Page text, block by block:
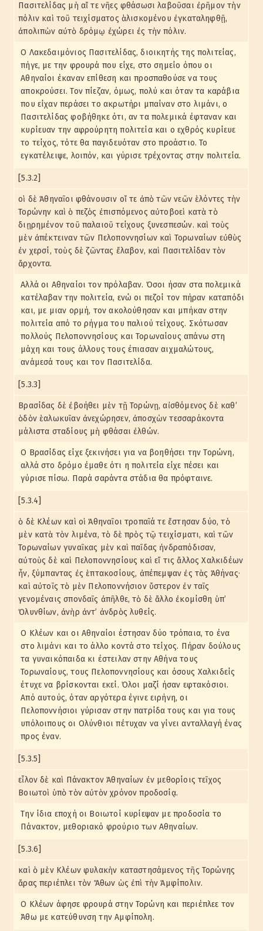
Πασιτελίδας μὴ αἵ τε νῆες φθάσωσι λαβοῦσαι ἐρῆμον τὴν
πόλιν καὶ τοῦ τειχίσματος ἁλισκομένου ἐγκαταληφθῇ,
ἀπολιπὼν αὐτὸ δρόμῳ ἐχώρει ἐς τὴν πόλιν.
Ο Λακεδαιμόνιος Πασιτελίδας, διοικητής της πολιτείας,
πήγε, με την φρουρά που είχε, στο σημείο όπου οι
Αθηναίοι έκαναν επίθεση και προσπαθούσε να τους
αποκρούσει. Τον πίεζαν, όμως, πολύ και όταν τα καράβια
που είχαν περάσει το ακρωτήρι μπαίναν στο λιμάνι, ο
Πασιτελίδας φοβήθηκε ότι, αν τα πολεμικά έφταναν και
κυρίευαν την αφρούρητη πολιτεία και ο εχθρός κυρίευε
το τείχος, τότε θα παγιδευόταν στο προάστιο. Το
εγκατέλειψε, λοιπόν, και γύρισε τρέχοντας στην πολιτεία.
[5.3.2]
οἱ δὲ Ἀθηναῖοι φθάνουσιν οἵ τε ἀπὸ τῶν νεῶν ἑλόντες τὴν
Τορώνην καὶ ὁ πεζὸς ἐπισπόμενος αὐτοβοεὶ κατὰ τὸ
διῃρημένον τοῦ παλαιοῦ τείχους ξυνεσπεσών. καὶ τοὺς
μὲν ἀπέκτειναν τῶν Πελοποννησίων καὶ Τορωναίων εὐθὺς
ἐν χερσί, τοὺς δὲ ζῶντας ἔλαβον, καὶ Πασιτελίδαν τὸν
ἄρχοντα.
Αλλά οι Αθηναίοι τον πρόλαβαν. Όσοι ήσαν στα πολεμικά
κατέλαβαν την πολιτεία, ενώ οι πεζοί τον πήραν καταπόδι
και, με μιαν ορμή, τον ακολούθησαν και μπήκαν στην
πολιτεία από το ρήγμα του παλιού τείχους. Σκότωσαν
πολλούς Πελοποννησίους και Τορωναίους απάνω στη
μάχη και τους άλλους τους έπιασαν αιχμαλώτους,
ανάμεσά τους και τον Πασιτελίδα.
[5.3.3]
Βρασίδας δὲ ἐβοήθει μὲν τῇ Τορώνῃ, αἰσθόμενος δὲ καθ’
ὁδὸν ἑαλωκυῖαν ἀνεχώρησεν, ἀποσχὼν τεσσαράκοντα
μάλιστα σταδίους μὴ φθάσαι ἐλθών.
Ο Βρασίδας είχε ξεκινήσει για να βοηθήσει την Τορώνη,
αλλά στο δρόμο έμαθε ότι η πολιτεία είχε πέσει και
γύρισε πίσω. Παρά σαράντα στάδια θα πρόφταινε.
[5.3.4]
ὁ δὲ Κλέων καὶ οἱ Ἀθηναῖοι τροπαῖά τε ἔστησαν δύο, τὸ
μὲν κατὰ τὸν λιμένα, τὸ δὲ πρὸς τῷ τειχίσματι, καὶ τῶν
Τορωναίων γυναῖκας μὲν καὶ παῖδας ἠνδραπόδισαν,
αὐτοὺς δὲ καὶ Πελοποννησίους καὶ εἴ τις ἄλλος Χαλκιδέων
ἦν, ξύμπαντας ἐς ἑπτακοσίους, ἀπέπεμψαν ἐς τὰς Ἀθήνας·
καὶ αὐτοῖς τὸ μὲν Πελοποννήσιον ὕστερον ἐν ταῖς
γενομέναις σπονδαῖς ἀπῆλθε, τὸ δὲ ἄλλο ἐκομίσθη ὑπ’
Ὀλυνθίων, ἀνὴρ ἀντ’ ἀνδρὸς λυθείς.
Ο Κλέων και οι Αθηναίοι έστησαν δύο τρόπαια, το ένα
στο λιμάνι και το άλλο κοντά στο τείχος. Πήραν δούλους
τα γυναικόπαιδα κι έστειλαν στην Αθήνα τους
Τορωναίους, τους Πελοποννησίους και όσους Χαλκιδείς
έτυχε να βρίσκονται εκεί. Όλοι μαζί ήσαν εφτακόσιοι.
Από αυτούς, όταν αργότερα έγινε ειρήνη, οι
Πελοποννήσιοι γύρισαν στην πατρίδα τους και για τους
υπόλοιπους οι Ολύνθιοι πέτυχαν να γίνει ανταλλαγή ένας
προς έναν.
[5.3.5]
εἷλον δὲ καὶ Πάνακτον Ἀθηναίων ἐν μεθορίοις τεῖχος
Βοιωτοὶ ὑπὸ τὸν αὐτὸν χρόνον προδοσίᾳ.
Την ίδια εποχή οι Βοιωτοί κυρίεψαν με προδοσία το
Πάνακτον, μεθοριακό φρούριο των Αθηναίων.
[5.3.6]
καὶ ὁ μὲν Κλέων φυλακὴν καταστησάμενος τῆς Τορώνης
ἄρας περιέπλει τὸν Ἄθων ὡς ἐπὶ τὴν Ἀμφίπολιν.
Ο Κλέων άφησε φρουρά στην Τορώνη και περιέπλεε τον
Άθω με κατεύθυνση την Αμφίπολη.